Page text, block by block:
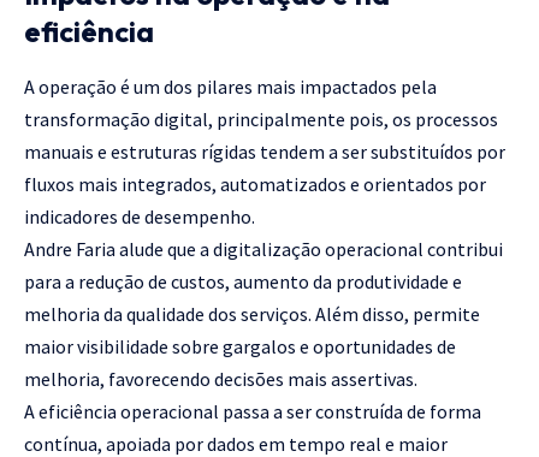
eficiência
A operação é um dos pilares mais impactados pela
transformação digital, principalmente pois, os processos
manuais e estruturas rígidas tendem a ser substituídos por
fluxos mais integrados, automatizados e orientados por
indicadores de desempenho.
Andre Faria alude que a digitalização operacional contribui
para a redução de custos, aumento da produtividade e
melhoria da qualidade dos serviços. Além disso, permite
maior visibilidade sobre gargalos e oportunidades de
melhoria, favorecendo decisões mais assertivas.
A eficiência operacional passa a ser construída de forma
contínua, apoiada por dados em tempo real e maior